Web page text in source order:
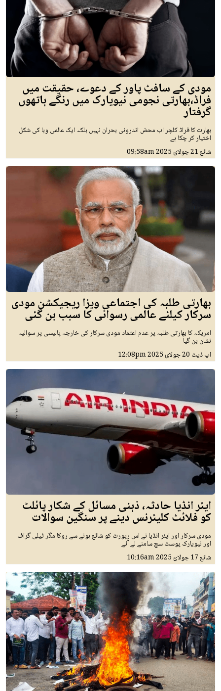
مودی کے سافٹ پاور کے دعوے، حقیقت میں
فراڈ،بھارتی نجومی نیویارک میں رنگے ہاتھوں
گرفتار
بھارت کا فراڈ کلچر اب محض اندرونی بحران نہیں بلکہ ایک عالمی وبا کی شکل
اختیار کر چکا ہے
شائع21 جولائ 2025 09:58am
بھارتی طلبہ کی اجتماعی ویزا ریجیکشن مودی
سرکار کیلئے عالمی رسوائی کا سبب بن گئی
امریکہ کا بھارتی طلبہ پر عدم اعتماد مودی سرکار کی خارجہ پالیسی پر سوالیہ
نشان بن گیا
اپ ڈیٹ 20 جولائ 2025 12:08pm
ایئر انڈیا حادثہ، ذہنی مسائل کے شکار پائلٹ
کو فلائٹ کلیئرنس دینے پر سنگین سوالات
مودی سرکار اور ایئر انڈیا نے اس رپورٹ کو شائع ہونے سے روکا مگر ٹیلی گراف
اور نیویارک پوسٹ سچ سامنے لے آئے
شائع17 جولائ 2025 10:16am